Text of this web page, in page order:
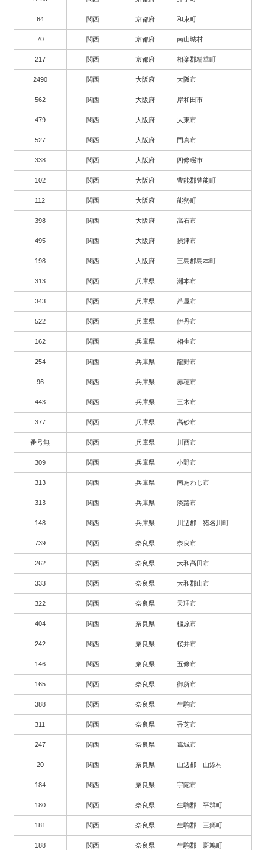
64 関西 京都府 和束町
70 関西 京都府 南山城村
217 関西 京都府 相楽郡精華町
2490 関西 大阪府 大阪市
562 関西 大阪府 岸和田市
479 関西 大阪府 大東市
527 関西 大阪府 門真市
338 関西 大阪府 四條畷市
102 関西 大阪府 豊能郡豊能町
112 関西 大阪府 能勢町
398 関西 大阪府 高石市
495 関西 大阪府 摂津市
198 関西 大阪府 三島郡島本町
313 関西 兵庫県 洲本市
343 関西 兵庫県 芦屋市
522 関西 兵庫県 伊丹市
162 関西 兵庫県 相生市
254 関西 兵庫県 龍野市
96 関西 兵庫県 赤穂市
443 関西 兵庫県 三木市
377 関西 兵庫県 高砂市
番号無 関西 兵庫県 川西市
309 関西 兵庫県 小野市
313 関西 兵庫県 南あわじ市
313 関西 兵庫県 淡路市
148 関西 兵庫県 川辺郡 猪名川町
739 関西 奈良県 奈良市
262 関西 奈良県 大和高田市
333 関西 奈良県 大和郡山市
322 関西 奈良県 天理市
404 関西 奈良県 橿原市
242 関西 奈良県 桜井市
146 関西 奈良県 五條市
165 関西 奈良県 御所市
388 関西 奈良県 生駒市
311 関西 奈良県 香芝市
247 関西 奈良県 葛城市
20 関西 奈良県 山辺郡 山添村
184 関西 奈良県 宇陀市
180 関西 奈良県 生駒郡 平群町
181 関西 奈良県 生駒郡 三郷町
188 関西 奈良県 生駒郡 斑鳩町